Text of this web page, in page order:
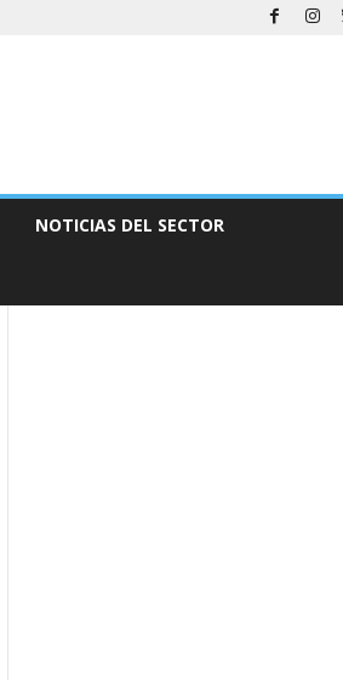
NOTICIAS DEL SECTOR